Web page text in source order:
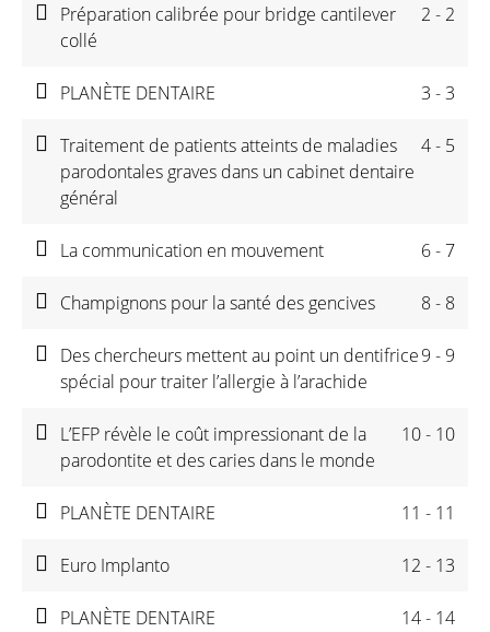
Préparation calibrée pour bridge cantilever
collé
2 - 2
PLANÈTE DENTAIRE 3 - 3
Traitement de patients atteints de maladies
parodontales graves dans un cabinet dentaire
général
4 - 5
La communication en mouvement 6 - 7
Champignons pour la santé des gencives 8 - 8
Des chercheurs mettent au point un dentifrice
spécial pour traiter l’allergie à l’arachide
9 - 9
L’EFP révèle le coût impressionant de la
parodontite et des caries dans le monde
10 - 10
PLANÈTE DENTAIRE 11 - 11
Euro Implanto 12 - 13
PLANÈTE DENTAIRE 14 - 14